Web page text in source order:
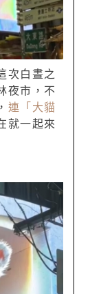
次白晝之
夜市，不
連「大貓
就一起來